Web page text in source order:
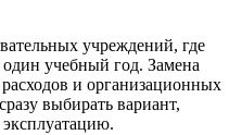
учреждений, где
один учебный год. Замена
и организационных
выбирать вариант,